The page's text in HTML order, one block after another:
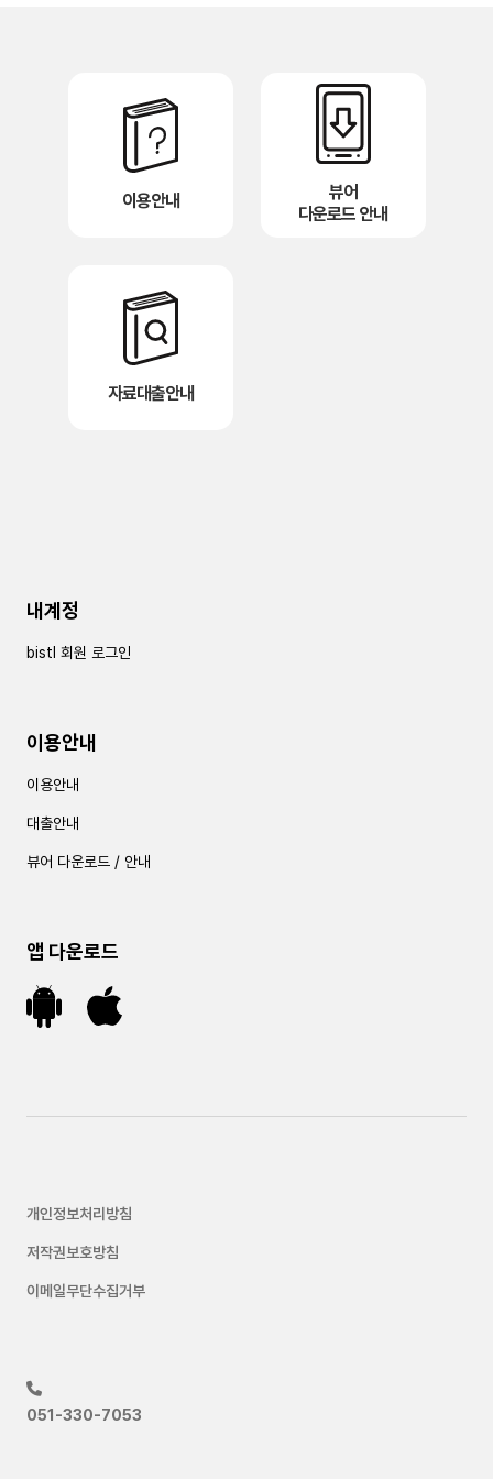
이용안내
뷰어
다운로드 안내
자료대출안내
내계정
bistl 회원 로그인
이용안내
이용안내
대출안내
뷰어 다운로드 / 안내
앱 다운로드
개인정보처리방침
저작권보호방침
이메일무단수집거부
051-330-7053